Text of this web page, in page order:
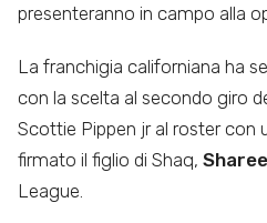
presenteranno in campo alla
La franchigia californiana ha
con la scelta al secondo giro
Scottie Pippen jr al roster
firmato il figlio di Shaq,
League.